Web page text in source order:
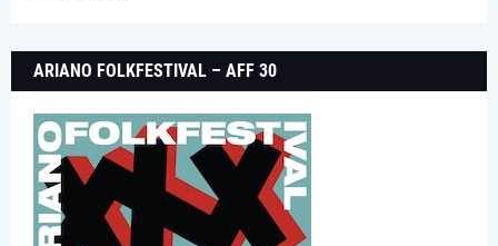
ARIANO FOLKFESTIVAL – AFF 30